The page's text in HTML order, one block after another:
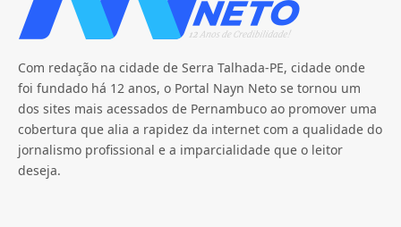
Com redação na cidade de Serra Talhada-PE, cidade onde
foi fundado há 12 anos, o Portal Nayn Neto se tornou um
dos sites mais acessados de Pernambuco ao promover uma
cobertura que alia a rapidez da internet com a qualidade do
jornalismo profissional e a imparcialidade que o leitor
deseja.